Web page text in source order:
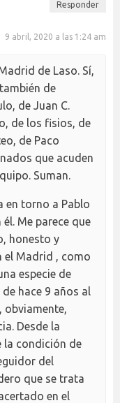
Responder
9 abril, 2020 a las 1:24 am
de Laso. Sí,
de
de Juan C.
de los fisios, de
de Paco
que acuden
Suman.
en torno a Pablo
Me parece que
honesto y
el Madrid , como
especie de
hace 9 años al
obviamente,
Desde la
la condición de
del
que se trata
en el